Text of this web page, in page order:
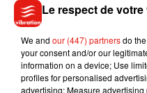
nous donne l’impression
sérieuse qu’elle ne
thérapeute spécialiste
d’ailleurs qu'«on ne veut
pendant les fêtes. On se
face à nos proches et
Le respect de
We and our (447) partnersdo
your consent and/or our
information on a device; Use
profiles for personalised
advertising; Measure